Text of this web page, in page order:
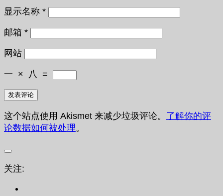
显示名称 *
邮箱 *
网站
一 × 八 =
这个站点使用 Akismet 来减少垃圾评论。 了解你的评
论数据如何被处理。
关注: